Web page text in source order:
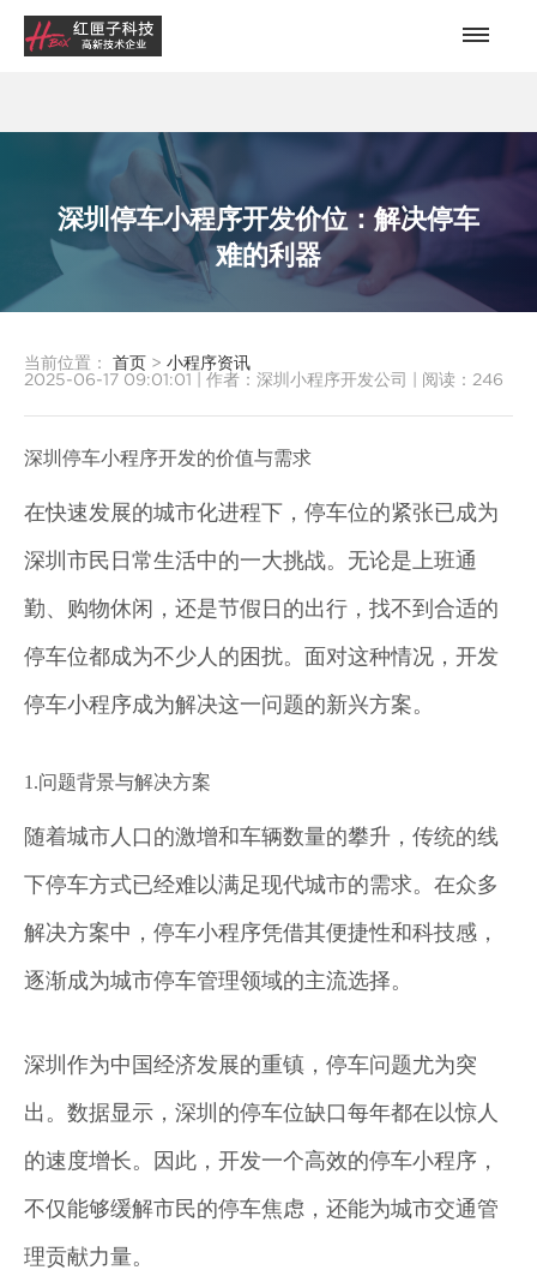
深圳停车小程序开发价位：解决停车
难的利器
当前位置： 首页 > 小程序资讯
2025-06-17 09:01:01
作者：深圳小程序开发公司 阅读： 246
深圳停车小程序开发的价值与需求
在快速发展的城市化进程下，停车位的紧张已成为
深圳市民日常生活中的一大挑战。无论是上班通
勤、购物休闲，还是节假日的出行，找不到合适的
停车位都成为不少人的困扰。面对这种情况，开发
停车小程序成为解决这一问题的新兴方案。
1.问题背景与解决方案
随着城市人口的激增和车辆数量的攀升，传统的线
下停车方式已经难以满足现代城市的需求。在众多
解决方案中，停车小程序凭借其便捷性和科技感，
逐渐成为城市停车管理领域的主流选择。
深圳作为中国经济发展的重镇，停车问题尤为突
出。数据显示，深圳的停车位缺口每年都在以惊人
的速度增长。因此，开发一个高效的停车小程序，
不仅能够缓解市民的停车焦虑，还能为城市交通管
理贡献力量。